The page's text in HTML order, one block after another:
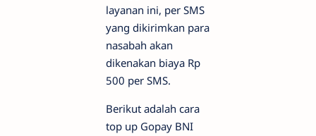
layanan ini, per SMS
yang dikirimkan para
nasabah akan
dikenakan biaya Rp
500 per SMS.
Berikut adalah cara
top up Gopay BNI